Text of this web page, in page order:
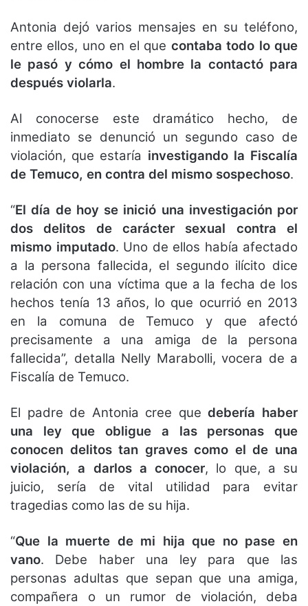
Antonia dejó varios mensajes en su teléfono,
entre ellos, uno en el que contaba todo lo que
le pasó y cómo el hombre la contactó para
después violarla.
Al conocerse este dramático hecho, de
inmediato se denunció un segundo caso de
violación, que estaría investigando la Fiscalía
de Temuco, en contra del mismo sospechoso.
“El día de hoy se inició una investigación por
dos delitos de carácter sexual contra el
mismo imputado. Uno de ellos había afectado
a la persona fallecida, el segundo ilícito dice
relación con una víctima que a la fecha de los
hechos tenía 13 años, lo que ocurrió en 2013
en la comuna de Temuco y que afectó
precisamente a una amiga de la persona
fallecida”, detalla Nelly Marabolli, vocera de a
Fiscalía de Temuco.
El padre de Antonia cree quedebería haber
una ley que obligue a las personas que
conocen delitos tan graves como el de una
violación, a darlos a conocer, lo que, a su
juicio, sería de vital utilidad para evitar
tragedias como las de su hija.
“Que la muerte de mi hija que no pase en
vano. Debe haber una ley para que las
personas adultas que sepan que una amiga,
compañera o un rumor de violación, deba